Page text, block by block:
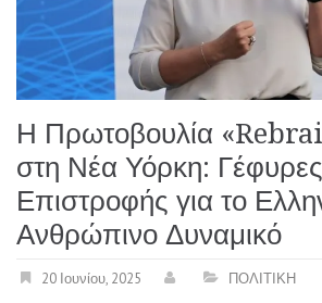
Η Πρωτοβουλία
στη Νέα Υόρκη: Γέφυρες
Επιστροφής για το
Ανθρώπινο Δυναμικό
20 Ιουνίου, 2025 ΠΟΛΙΤΙΚΗ